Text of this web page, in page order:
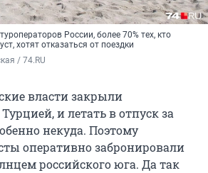
России, более 70% тех, кто
хотят отказаться от поездки
/ 74.RU
власти закрыли
и летать в отпуск за
некуда. Поэтому
оперативно забронировали
российского юга. Да так